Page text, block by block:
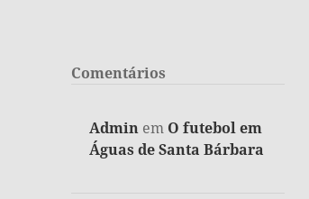
Comentários
Admin em O futebol em
Águas de Santa Bárbara